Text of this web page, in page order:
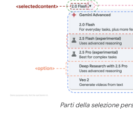
Parti della selezione